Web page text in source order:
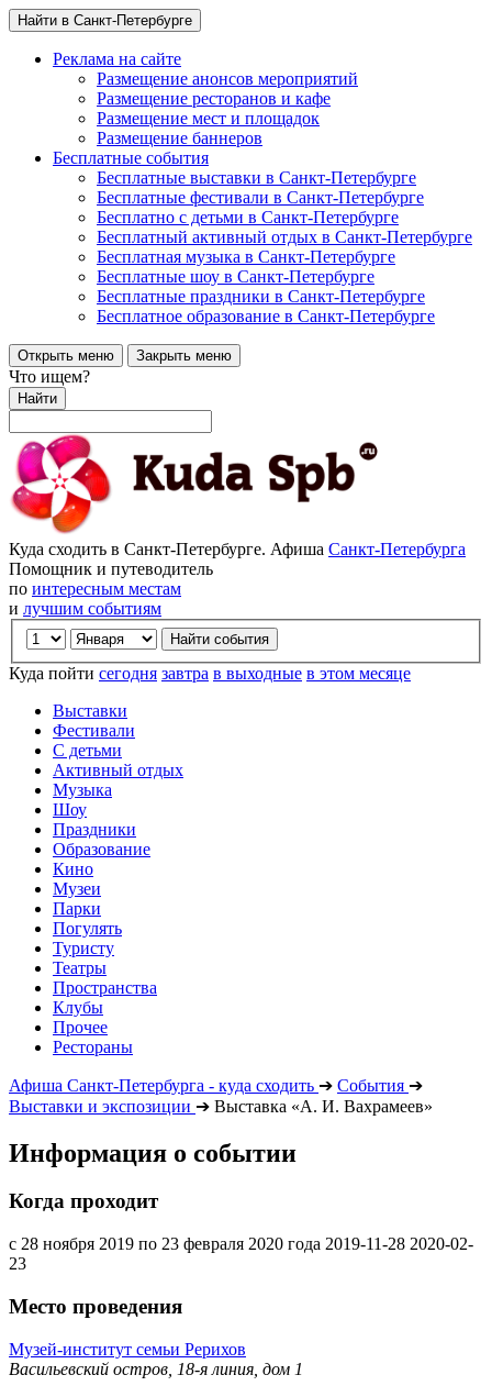
Найти в Санкт-Петербурге
Реклама на сайте
Размещение анонсов мероприятий
Размещение ресторанов и кафе
Размещение мест и площадок
Размещение баннеров
Бесплатные события
Бесплатные выставки в Санкт-Петербурге
Бесплатные фестивали в Санкт-Петербурге
Бесплатно с детьми в Санкт-Петербурге
Бесплатный активный отдых в Санкт-Петербурге
Бесплатная музыка в Санкт-Петербурге
Бесплатные шоу в Санкт-Петербурге
Бесплатные праздники в Санкт-Петербурге
Бесплатное образование в Санкт-Петербурге
Открыть меню Закрыть меню
Что ищем?
Найти
Куда сходить в Санкт-Петербурге. Афиша Санкт-Петербурга
Помощник и путеводитель
по интересным местам
и лучшим событиям
Куда пойти сегодня завтра в выходные в этом месяце
Выставки
Фестивали
С детьми
Активный отдых
Музыка
Шоу
Праздники
Образование
Кино
Музеи
Парки
Погулять
Туристу
Театры
Пространства
Клубы
Прочее
Рестораны
Афиша Санкт-Петербурга - куда сходить ➔ События ➔
Выставки и экспозиции ➔ Выставка «А. И. Вахрамеев»
Информация о событии
Когда проходит
с 28 ноября 2019 по 23 февраля 2020 года 2019-11-28 2020-02-
23
Место проведения
Музей-институт семьи Рерихов
Васильевский остров, 18-я линия, дом 1